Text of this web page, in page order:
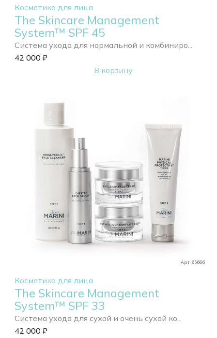
Косметика для лица
The Skincare Management
System™ SPF 45
Система ухода для нормальной и комбиниро...
42 000 ₽
В корзину
Арт. 65666
Косметика для лица
The Skincare Management
System™ SPF 33
Система ухода для сухой и очень сухой ко...
42 000 ₽